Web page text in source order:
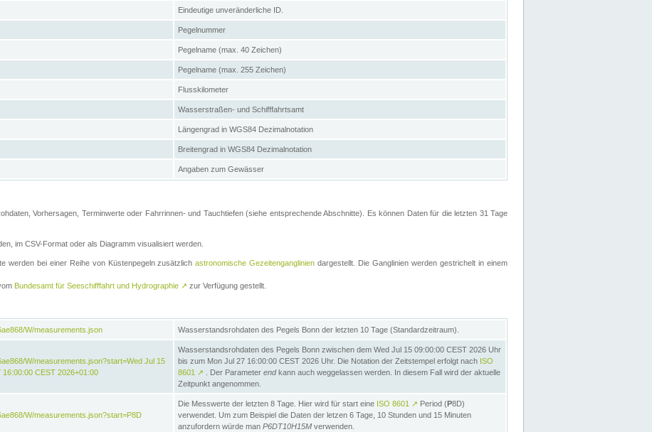
Eindeutige unveränderliche ID.
Pegelnummer
Pegelname (max. 40 Zeichen)
Pegelname (max. 255 Zeichen)
Flusskilometer
Wasserstraßen- und Schifffahrtsamt
Längengrad in WGS84 Dezimalnotation
Breitengrad in WGS84 Dezimalnotation
Angaben zum Gewässer
Vorhersagen, Terminwerte oder Fahrrinnen- und Tauchtiefen (siehe entsprechende Abschnitte). Es können Daten für die letzten 31 Tage
im CSV-Format oder als Diagramm visualisiert werden.
werden bei einer Reihe von Küstenpegeln zusätzlichastronomische Gezeitenganglinien dargestellt. Die Ganglinien werden gestrichelt in einem
Bundesamt für Seeschifffahrt und Hydrographie ↗ zur Verfügung gestellt.
W/measurements.json Wasserstandsrohdaten des Pegels Bonn der letzten 10 Tage (Standardzeitraum).
W/measurements.json?start=Wed Jul 15
CEST 2026+01:00
Wasserstandsrohdaten des Pegels Bonn zwischen dem Wed Jul 15 09:00:00 CEST 2026 Uhr
bis zum Mon Jul 27 16:00:00 CEST 2026 Uhr. Die Notation der Zeitstempel erfolgt nach ISO
8601
↗ . Der Parameter endkann auch weggelassen werden. In diesem Fall wird der aktuelle
Zeitpunkt angenommen.
W/measurements.json?start=P8D
Die Messwerte der letzten 8 Tage. Hier wird für start eine ISO 8601 ↗ Period (P8D)
verwendet. Um zum Beispiel die Daten der letzen 6 Tage, 10 Stunden und 15 Minuten
anzufordern würde man P6DT10H15M verwenden.